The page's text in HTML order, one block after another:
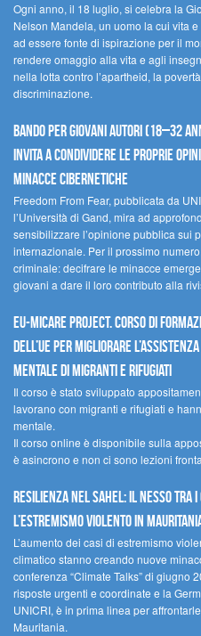
Ogni anno, il 18 luglio, si celebra la
Nelson Mandela, un uomo la cui vita
ad essere fonte di ispirazione per il
rendere omaggio alla vita e agli
nella lotta contro l’apartheid, la
discriminazione.
Bando per giovani autori (18–32
invita a condividere le proprie
minacce cibernetiche
Freedom From Fear, pubblicata da
l’Università di Gand, mira ad
sensibilizzare l’opinione pubblica sui
internazionale. Per il prossimo
criminale: decifrare le minacce
giovani a dare il loro contributo alla
EU-MiCare Project. Corso di
dell’UE per migliorare
mentale di migranti e rifugiati
Il corso è stato sviluppato
lavorano con migranti e rifugiati e
mentale.
Il corso online è disponibile sulla
è asincrono e non ci sono lezioni
Resilienza nel Sahel: il nesso tra i
l’estremismo violento in
L’aumento dei casi di estremismo
climatico stanno creando nuove
conferenza “Climate Talks” di giugno
risposte urgenti e coordinate e la
UNICRI, è in prima linea per
Mauritania.